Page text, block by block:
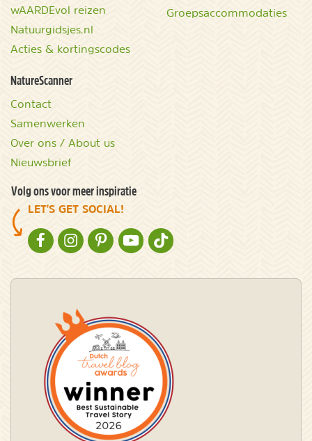
wAARDEvol reizen
Natuurgidsjes.nl
Acties & kortingscodes
Groepsaccommodaties
NatureScanner
Contact
Samenwerken
Over ons / About us
Nieuwsbrief
Volg ons voor meer inspiratie
LET'S GET SOCIAL!
NATURESCANNER OP FACEBOOK
NATURESCANNER OP INSTAGRAM
NATURESCANNER OP PINTEREST
NATURESCANNER OP YOUTUBE
NATURESCANNER OP TIKTOK